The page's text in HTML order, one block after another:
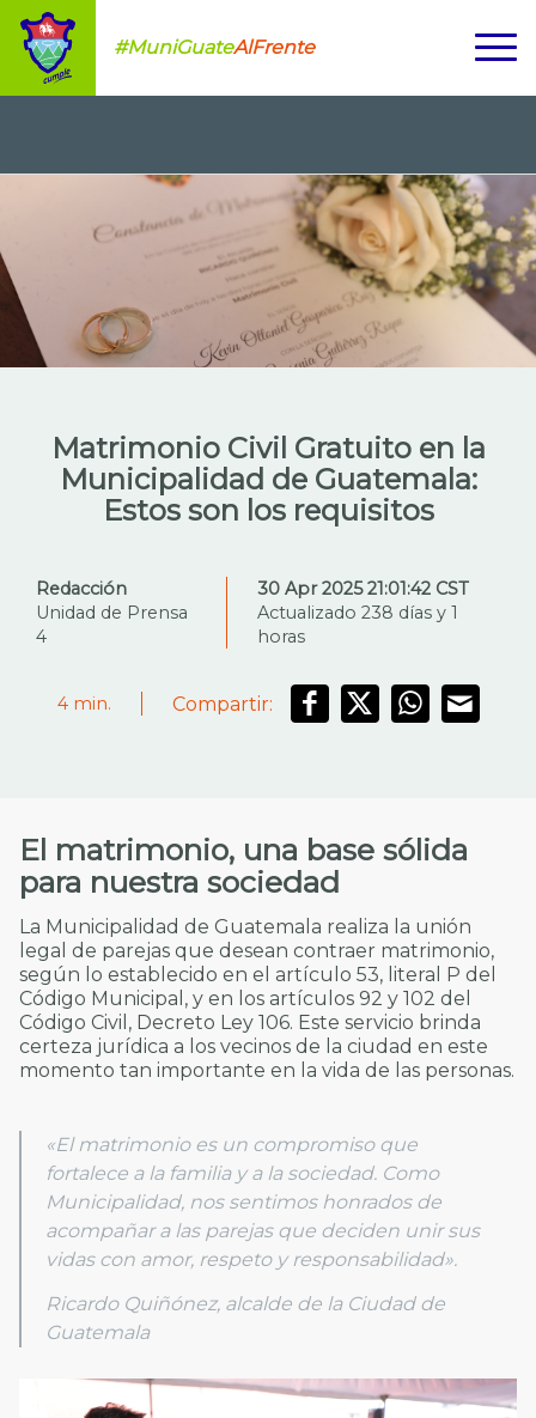
#MuniGuateAlFrente
Matrimonio Civil Gratuito en la
Municipalidad de Guatemala:
Estos son los requisitos
Redacción
Unidad de Prensa
4
30 Apr 2025 21:01:42 CST
Actualizado 238 días y 1
horas
4 min. Compartir:
El matrimonio, una base sólida
para nuestra sociedad
La Municipalidad de Guatemala realiza la unión
legal de parejas que desean contraer matrimonio,
según lo establecido en el artículo 53, literal P del
Código Municipal , y en los artículos 92 y 102 del
Código Civil , Decreto Ley 106. Este servicio brinda
certeza jurídica a los vecinos de la ciudad en este
momento tan importante en la vida de las personas.
«El matrimonio es un compromiso que
fortalece a la familia y a la sociedad. Como
Municipalidad, nos sentimos honrados de
acompañar a las parejas que deciden unir sus
vidas con amor, respeto y responsabilidad».
Ricardo Quiñónez, alcalde de la Ciudad de
Guatemala